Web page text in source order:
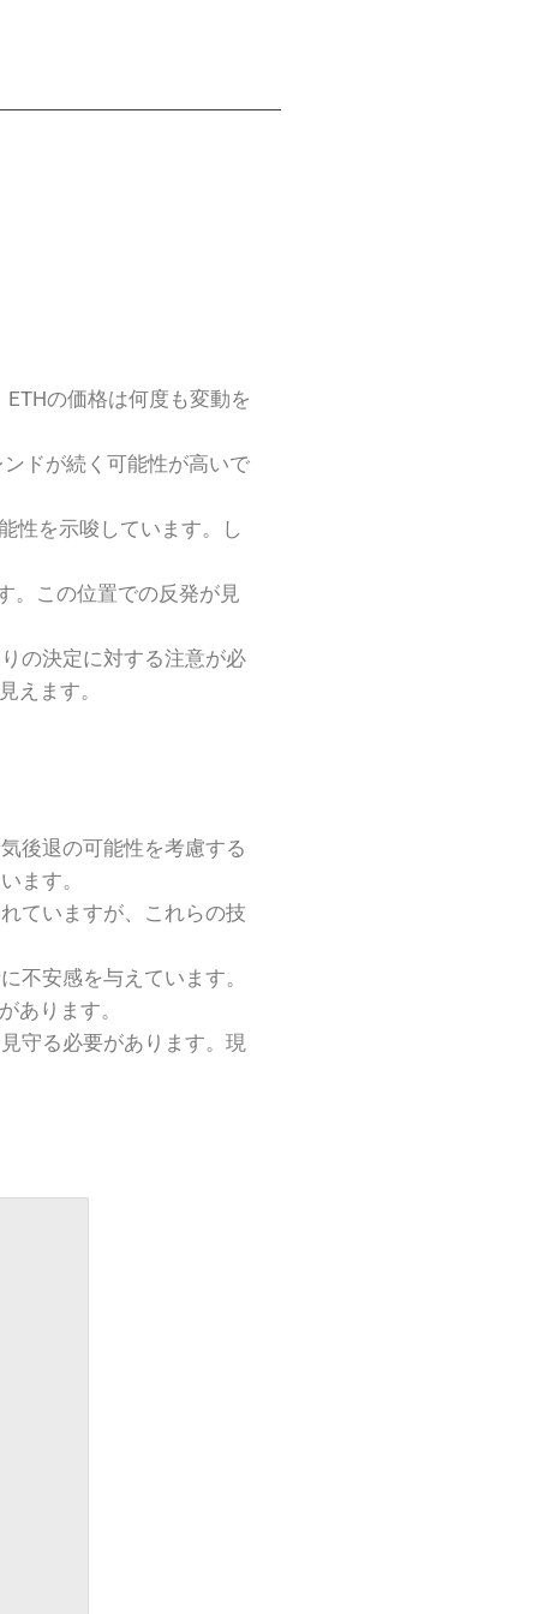
の価格は何度も変動を
ドが続く可能性が高いで
性を示唆しています。し
。この位置での反発が見
の決定に対する注意が必
えます。
後退の可能性を考慮する
ます。
ていますが、これらの技
不安感を与えています。
あります。
守る必要があります。現